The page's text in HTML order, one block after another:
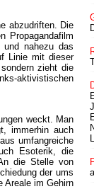
abzudriften. Die
Propagandafilm
und nahezu das
Linie mit dieser
zieht die
aktivistischen
weckt. Man
immerhin auch
umfangreiche
Esoterik, die
die Stelle von
der ums
Areale im Gehirn